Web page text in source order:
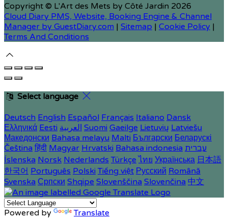
Copyright © L'Art des Mets by Côté Jardin 2026
Cloud Diary PMS, Website, Booking Engine & Channel
Manager by GuestDiary.com | Sitemap | Cookie Policy |
Terms And Conditions
Select language
Deutsch English Español Français Italiano Dansk
Ελληνικά Eesti العربية Suomi Gaeilge Lietuvių Latviešu
Македонски Bahasa melayu Malti Български Беларускі
Čeština हिंदी Magyar Hrvatski Bahasa indonesia עברית
Íslenska Norsk Nederlands Türkçe ไทย Українська 日本語
한국어 Português Polski Tiếng việt Русский Română
Svenska Српски Shqipe Slovenščina Slovenčina 中文
Powered by Translate